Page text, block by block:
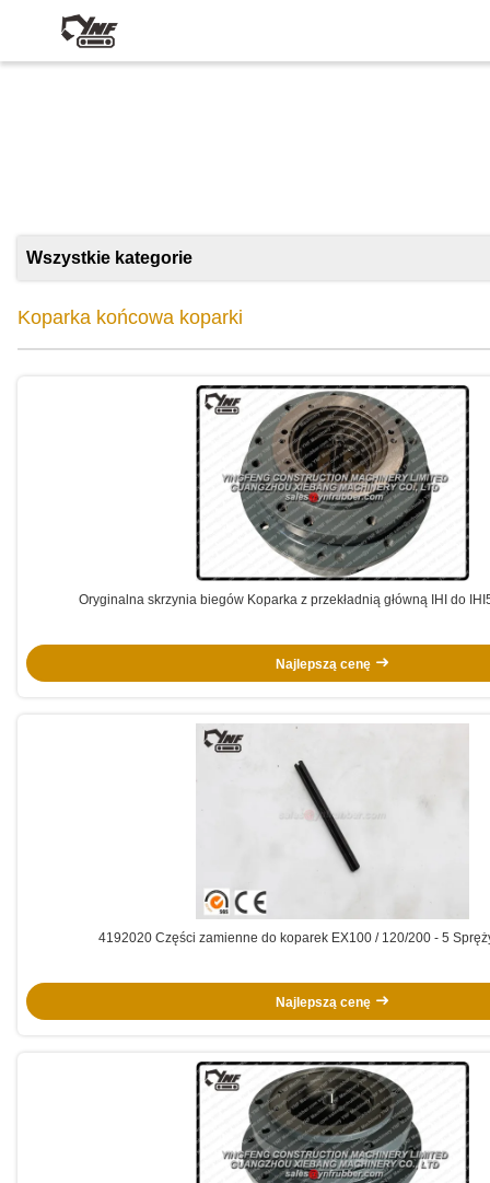
Wszystkie kategorie
Koparka końcowa koparki
Oryginalna skrzynia biegów Koparka z przekładnią główną IHI do
Najlepszą cenę
4192020 Części zamienne do koparek EX100 / 120/200 - 5
Najlepszą cenę